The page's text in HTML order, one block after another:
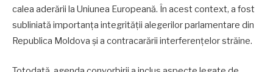
calea aderării la Uniunea Europeană. În acest context, a fost
subliniată importanța integrității alegerilor parlamentare din
Republica Moldova și a contracarării interferențelor străine.